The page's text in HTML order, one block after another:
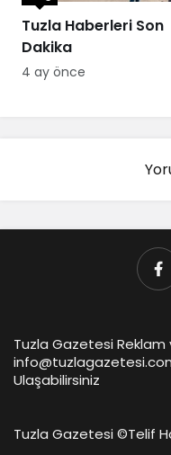
Tuzla Haberleri Son
Dakika
4 ay önce
Tuzla Gazetesi
Ulaşabilirsiniz
Tuzla Gazetesi ©Telif